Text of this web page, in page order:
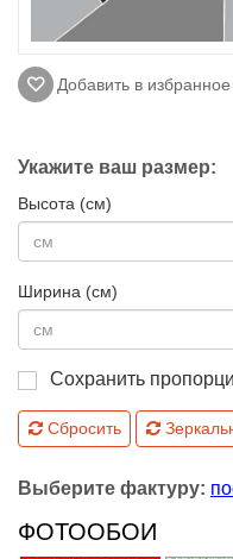
Добавить в избранное
Укажите ваш размер:
Высота (см)
Ширина (см)
Сохранить
Сбросить
Выберите фактуру:
ФОТООБОИ